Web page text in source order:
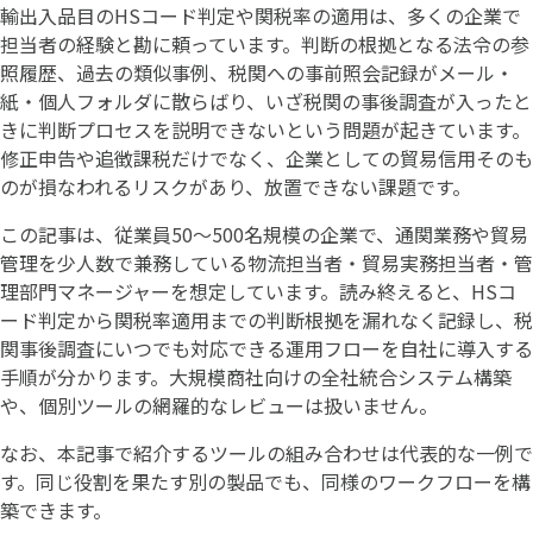
輸出入品目のHSコード判定や関税率の適用は、多くの企業で
担当者の経験と勘に頼っています。判断の根拠となる法令の参
照履歴、過去の類似事例、税関への事前照会記録がメール・
紙・個人フォルダに散らばり、いざ税関の事後調査が入ったと
きに判断プロセスを説明できないという問題が起きています。
修正申告や追徴課税だけでなく、企業としての貿易信用そのも
のが損なわれるリスクがあり、放置できない課題です。
この記事は、従業員50〜500名規模の企業で、通関業務や貿易
管理を少人数で兼務している物流担当者・貿易実務担当者・管
理部門マネージャーを想定しています。読み終えると、HSコ
ード判定から関税率適用までの判断根拠を漏れなく記録し、税
関事後調査にいつでも対応できる運用フローを自社に導入する
手順が分かります。大規模商社向けの全社統合システム構築
や、個別ツールの網羅的なレビューは扱いません。
なお、本記事で紹介するツールの組み合わせは代表的な一例で
す。同じ役割を果たす別の製品でも、同様のワークフローを構
築できます。